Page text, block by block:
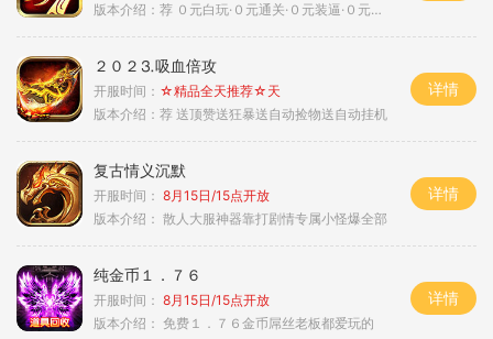
版本介绍： 荐 ０元白玩·０元通关·０元装逼·０元满赞
２０２⒊吸血倍攻
开服时间： ☆精品全天推荐☆天
版本介绍： 荐 送顶赞送狂暴送自动捡物送自动挂机
详情
复古情义沉默
开服时间： 8月15日/15点开放
版本介绍： 散人大服神器靠打剧情专属小怪爆全部
详情
纯金币１．７６
开服时间： 8月15日/15点开放
版本介绍： 免费１．７６金币屌丝老板都爱玩的
详情